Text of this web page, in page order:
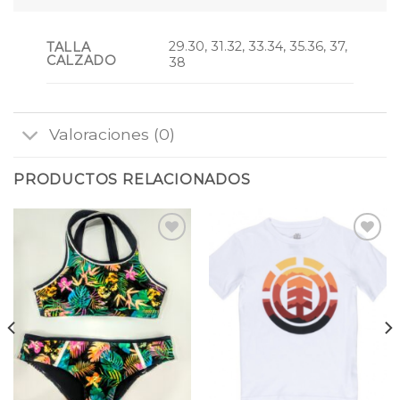
TALLA
CALZADO
29.30, 31.32, 33.34, 35.36, 37,
38
Valoraciones (0)
PRODUCTOS RELACIONADOS
lista
de
deseos
de
deseos